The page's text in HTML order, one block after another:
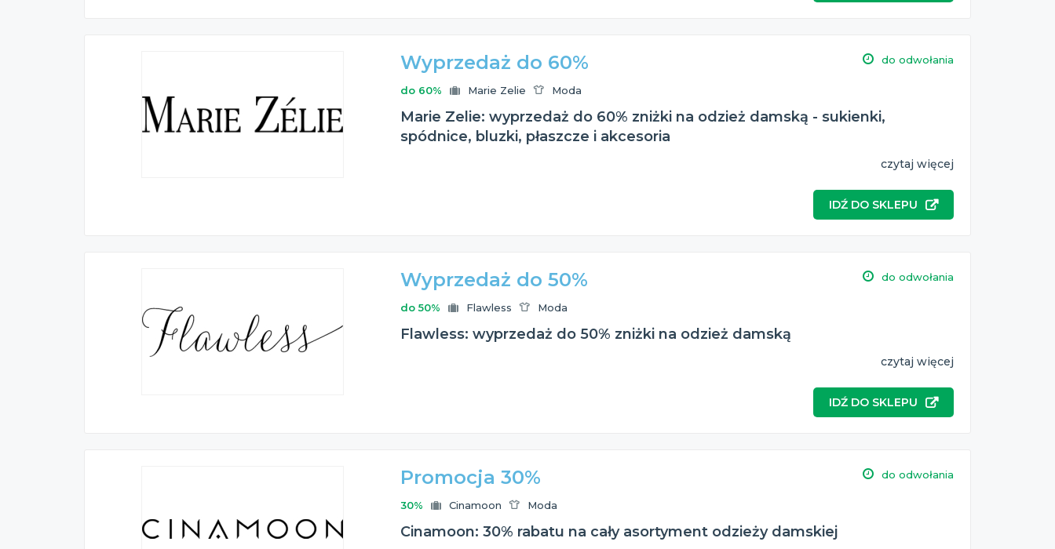
Wyprzedaż do 60% do odwołania
do 60% Marie Zelie Moda
Marie Zelie: wyprzedaż do 60% zniżki na odzież damską - sukienki,
spódnice, bluzki, płaszcze i akcesoria
czytaj więcej
IDŹ DO SKLEPU
Wyprzedaż do 50% do odwołania
do 50% Flawless Moda
Flawless: wyprzedaż do 50% zniżki na odzież damską
czytaj więcej
IDŹ DO SKLEPU
Promocja 30% do odwołania
30% Cinamoon Moda
Cinamoon: 30% rabatu na cały asortyment odzieży damskiej